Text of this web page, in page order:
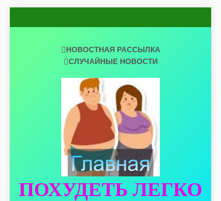
НОВОСТНАЯ РАССЫЛКА
СЛУЧАЙНЫЕ НОВОСТИ
ПОХУДЕТЬ ЛЕГКО